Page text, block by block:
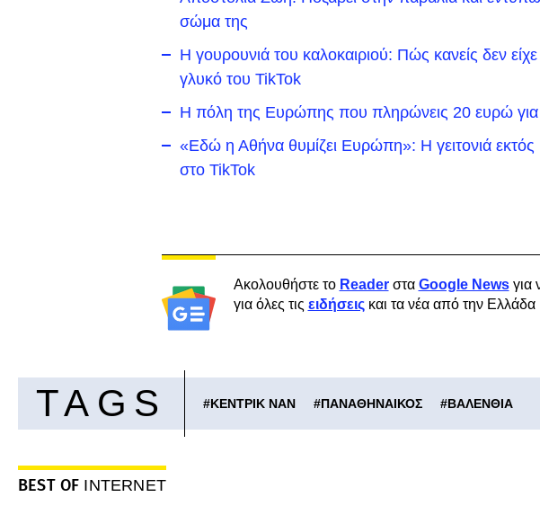
σώμα της
Η γουρουνιά του καλοκαιριού: Πώς κανείς δεν
γλυκό του TikTok
Η πόλη της Ευρώπης που πληρώνεις 20 ευρώ για
«Εδώ η Αθήνα θυμίζει Ευρώπη»: H γειτονιά
στο TikTok
Ακολουθήστε το Readerστα Google Newsγια
για όλες τις ειδήσειςκαι τα νέα από την Ελλάδα
TAGS #ΚΕΝΤΡΙΚ ΝΑΝ #ΠΑΝΑΘΗΝΑΙΚΟΣ #ΒΑΛΕΝΘΙΑ
BEST OF INTERNET